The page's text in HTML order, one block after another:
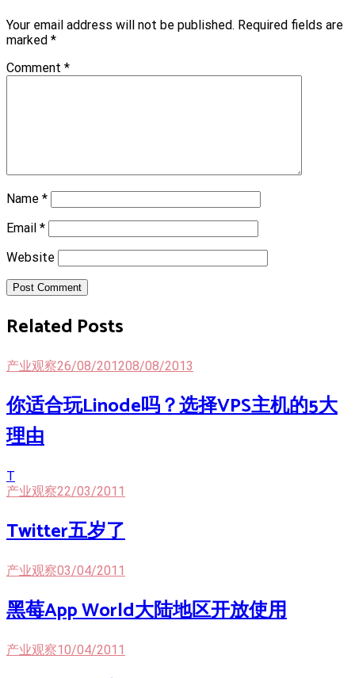
Your email address will not be published. Required fields are
marked *
Comment *
Name *
Email *
Website
Post Comment
Related Posts
产业观察26/08/201208/08/2013
你适合玩Linode吗？选择VPS主机的5大
理由
T
产业观察22/03/2011
Twitter五岁了
产业观察03/04/2011
黑莓App World大陆地区开放使用
产业观察10/04/2011